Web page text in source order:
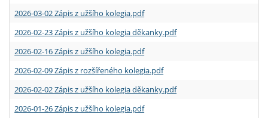
2026-03-02 Zápis z užšího kolegia.pdf
2026-02-23 Zápis z užšího kolegia děkanky.pdf
2026-02-16 Zápis z užšího kolegia.pdf
2026-02-09 Zápis z rozšířeného kolegia.pdf
2026-02-02 Zápis z užšího kolegia děkanky.pdf
2026-01-26 Zápis z užšího kolegia.pdf